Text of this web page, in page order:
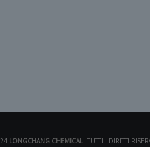
LONGCHANG CHEMICAL| TUTTI I DIRITTI